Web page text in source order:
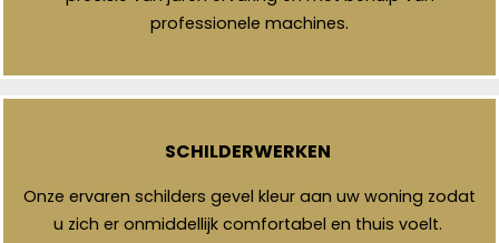
professionele machines.
SCHILDERWERKEN
Onze ervaren schilders gevel kleur aan uw woning zodat
u zich er onmiddellijk comfortabel en thuis voelt.